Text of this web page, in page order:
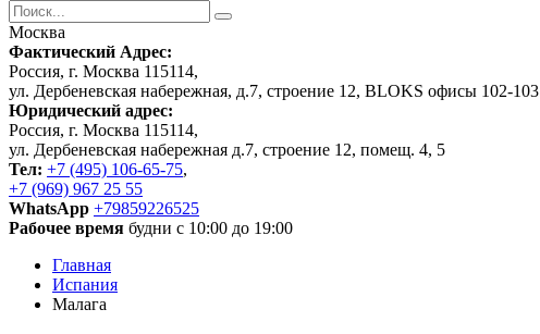
Москва
Фактический Адрес:
Россия, г. Москва 115114,
ул. Дербеневская набережная, д.7, строение 12, BLOKS офисы 102-103
Юридический адрес:
Россия, г. Москва 115114,
ул. Дербеневская набережная д.7, строение 12, помещ. 4, 5
Тел: +7 (495) 106-65-75,
+7 (969) 967 25 55
WhatsApp +79859226525
Рабочее время будни с 10:00 до 19:00
Главная
Испания
Малага